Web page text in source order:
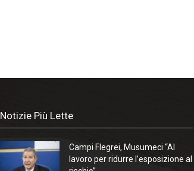
Notizie Più Lette
Campi Flegrei, Musumeci “Al
lavoro per ridurre l’esposizione al